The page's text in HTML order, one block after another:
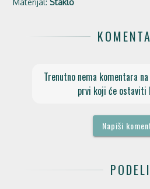
Materijal:Staklo
Trenutno nema komentara
prvi koji će ostaviti
Napiši
PODELI